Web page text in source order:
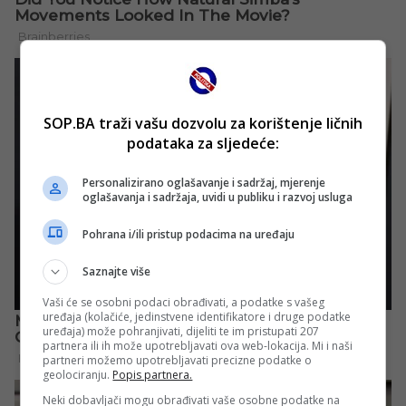
SOP.BA traži vašu dozvolu za korištenje ličnih
podataka za sljedeće:
Personalizirano oglašavanje i sadržaj, mjerenje
oglašavanja i sadržaja, uvidi u publiku i razvoj usluga
Pohrana i/ili pristup podacima na uređaju
Saznajte više
Vaši će se osobni podaci obrađivati, a podatke s vašeg
uređaja (kolačiće, jedinstvene identifikatore i druge podatke
uređaja) može pohranjivati, dijeliti te im pristupati 207
partnera ili ih može upotrebljavati ova web-lokacija. Mi i naši
partneri možemo upotrebljavati precizne podatke o
geolociranju. Popis partnera.
Neki dobavljači mogu obrađivati vaše osobne podatke na